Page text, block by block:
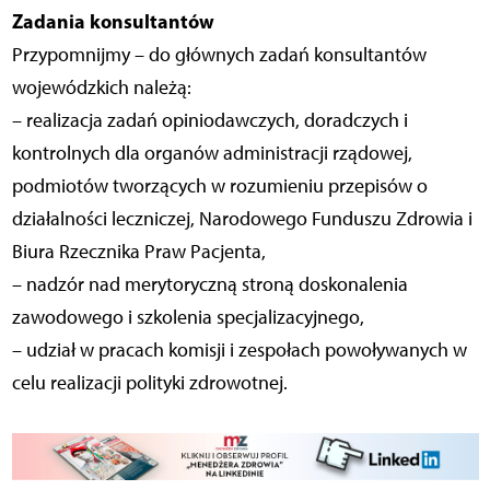
Zadania konsultantów
Przypomnijmy – do głównych zadań konsultantów
wojewódzkich należą:
– realizacja zadań opiniodawczych, doradczych i
kontrolnych dla organów administracji rządowej,
podmiotów tworzących w rozumieniu przepisów o
działalności leczniczej, Narodowego Funduszu Zdrowia i
Biura Rzecznika Praw Pacjenta,
– nadzór nad merytoryczną stroną doskonalenia
zawodowego i szkolenia specjalizacyjnego,
– udział w pracach komisji i zespołach powoływanych w
celu realizacji polityki zdrowotnej.